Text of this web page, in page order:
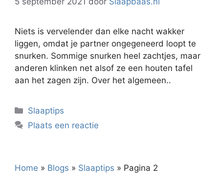
Niets is vervelender dan elke nacht wakker
liggen, omdat je partner ongegeneerd loopt te
snurken. Sommige snurken heel zachtjes, maar
anderen klinken net alsof ze een houten tafel
aan het zagen zijn. Over het algemeen..
Categorieën
Slaaptips
Plaats een reactie
Home » Blogs » Slaaptips » Pagina 2